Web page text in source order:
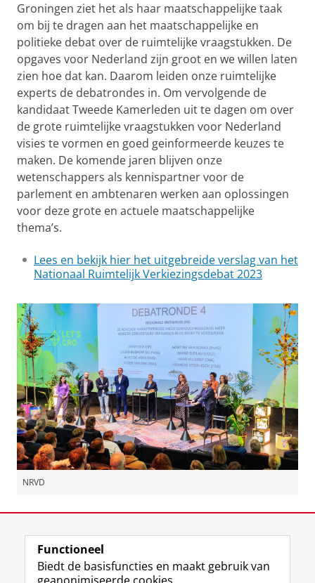
Groningen ziet het als haar maatschappelijke taak
om bij te dragen aan het maatschappelijke en
politieke debat over de ruimtelijke vraagstukken. De
opgaves voor Nederland zijn groot en we willen laten
zien hoe dat kan. Daarom leiden onze ruimtelijke
experts de debatrondes in. Om vervolgende de
kandidaat Tweede Kamerleden uit te dagen om over
de grote ruimtelijke vraagstukken voor Nederland
visies te vormen en goed geinformeerde keuzes te
maken. De komende jaren blijven onze
wetenschappers als kennispartner voor de
parlement en ambtenaren werken aan oplossingen
voor deze grote en actuele maatschappelijke
thema’s.
Lees en bekijk hier het uitgebreide verslag van het
Nationaal Ruimtelijk Verkiezingsdebat 2023
NRVD
Laatst gewijzigd: 15 september 2025 13:10
Functioneel
Biedt de basisfuncties en maakt gebruik van